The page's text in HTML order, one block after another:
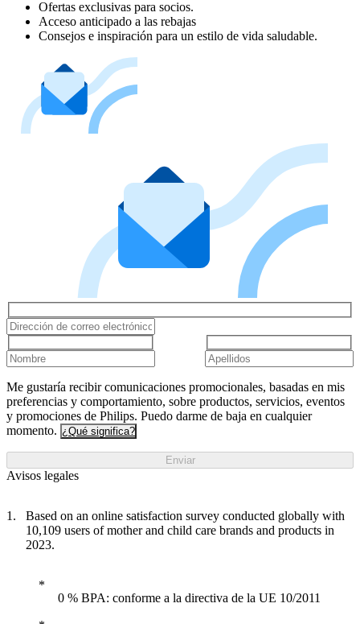
Ofertas exclusivas para socios.
Acceso anticipado a las rebajas
Consejos e inspiración para un estilo de vida saludable.
Me gustaría recibir comunicaciones promocionales, basadas en mis
preferencias y comportamiento, sobre productos, servicios, eventos
y promociones de Philips. Puedo darme de baja en cualquier
momento. ¿Qué significa?
Enviar
Avisos legales
Based on an online satisfaction survey conducted globally with
10,109 users of mother and child care brands and products in
2023.
0 % BPA: conforme a la directiva de la UE 10/2011